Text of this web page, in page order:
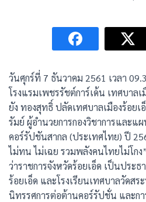
วันศุกร์ที่ 7 ธันวาคม 2561 เวลา
โรงแรมเพชรรัชต์การ์เด้น เทศบาล
ยัง ทองสุทธิ์ ปลัดเทศบาลเมืองร้อย
รัมย์ ผู้อำนวยการกองวิชาการและแ
คอร์รัปชันสากล (ประเทศไทย) ปี
ไม่ทน ไม่เฉย รวมพลังคนไทยไม่โก
ว่าราชการจังหวัดร้อยเอ็ด เป็นประ
ร้อยเอ็ด และโรงเรียนเทศบาลวัดสร
นิทรรศการต่อต้านคอร์รัปชั่น และก